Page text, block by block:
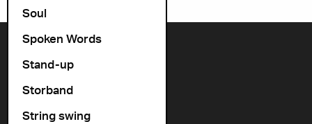
Soul
Spoken Words
Stand-up
Storband
String swing
+47 22 11 33 08
Vogts gate 64, 0477 Oslo
info@cosmopolite.no